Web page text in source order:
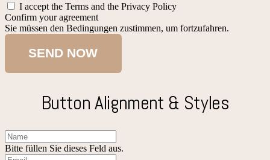
I accept the Terms and the Privacy Policy
Confirm your agreement
Sie müssen den Bedingungen zustimmen, um fortzufahren.
SEND NOW
Button Alignment & Styles
Bitte füllen Sie dieses Feld aus.